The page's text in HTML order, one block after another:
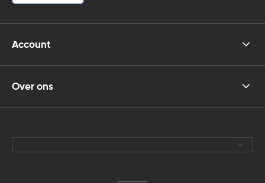
Account
Over ons